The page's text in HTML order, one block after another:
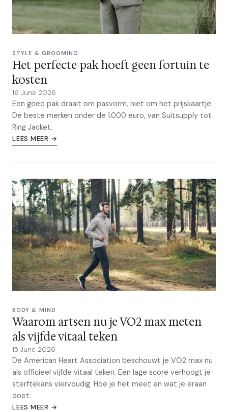
STYLE & GROOMING
Het perfecte pak hoeft geen fortuin te
kosten
16 June 2026
Een goed pak draait om pasvorm, niet om het prijskaartje.
De beste merken onder de 1.000 euro, van Suitsupply tot
Ring Jacket.
LEES MEER →
BODY & MIND
Waarom artsen nu je VO2 max meten
als vijfde vitaal teken
15 June 2026
De American Heart Association beschouwt je VO2 max nu
als officieel vijfde vitaal teken. Een lage score verhoogt je
sterftekans viervoudig. Hoe je het meet en wat je eraan
doet.
LEES MEER →